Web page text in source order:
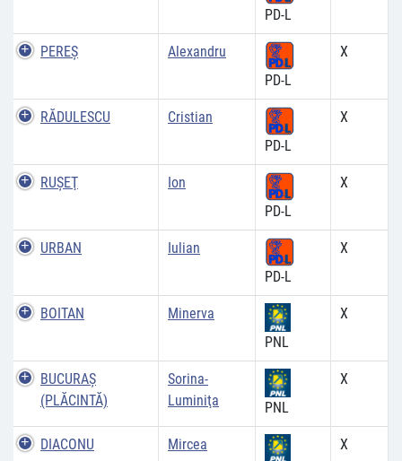
PD-L
PEREŞ
Alexandru
PD-L
X
RĂDULESCU
Cristian
PD-L
X
RUŞEŢ
Ion
PD-L
X
URBAN
Iulian
PD-L
X
BOITAN
Minerva
PNL
X
BUCURAȘ
(PLĂCINTĂ)
Sorina-
Luminiţa
PNL
X
DIACONU
Mircea
X